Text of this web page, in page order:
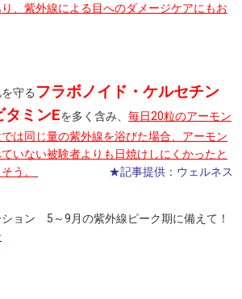
、紫外線による目へのダメージケアにもお
守る フラボノイド・ケルセチン
タミンEを多く含み、 毎日20粒のアーモン
は同じ量の紫外線を浴びた場合、アーモン
いない被験者よりも日焼けしにくかったと
う。
★記事提供：ウェルネス
ョン 5～9月の紫外線ピーク期に備えて！